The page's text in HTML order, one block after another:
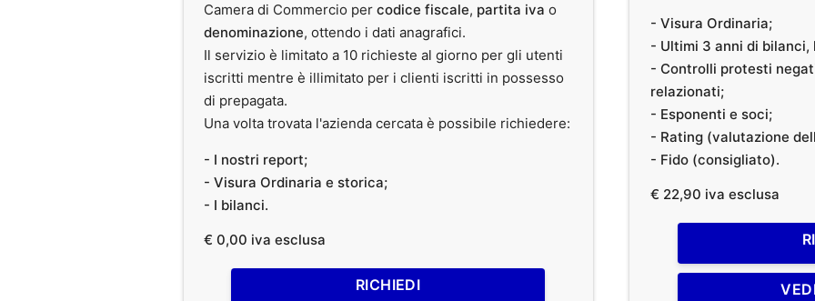
Camera di Commercio percodice fiscale, partita iva o
denominazione, ottendo i dati anagrafici.
Il servizio è limitato a 10 richieste al giorno per gli utenti
iscritti mentre è illimitato per i clienti iscritti in possesso
di prepagata.
Una volta trovata l'azienda cercata è possibile richiedere:
- I nostri report;
- Visura Ordinaria e storica;
- I bilanci.
€ 0,00 iva esclusa
RICHIEDI
- Visura Ordinaria;
- Ultimi 3 anni di bilanci,
- Controlli protesti
relazionati;
- Esponenti e soci;
- Rating (valutazione
- Fido (consigliato).
€ 22,90 iva esclusa